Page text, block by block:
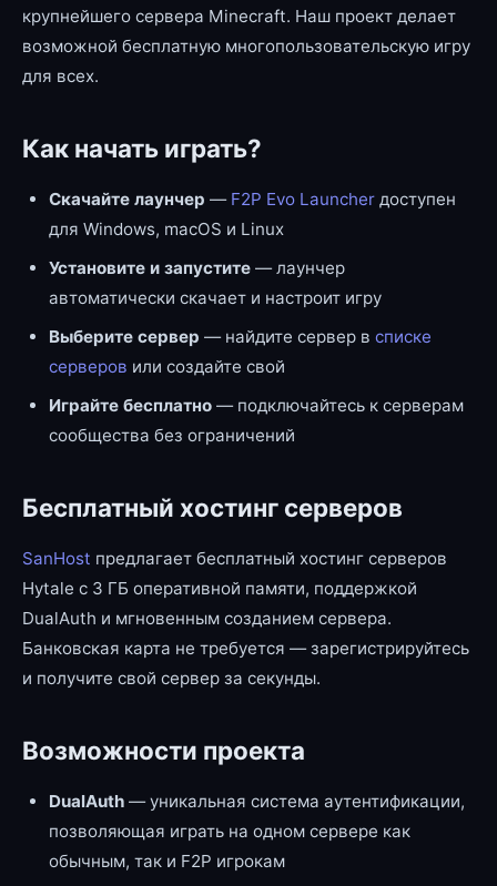
крупнейшего сервера Minecraft. Наш проект делает
возможной бесплатную многопользовательскую игру
для всех.
Как начать играть?
Скачайте лаунчер — F2P Evo Launcher доступен
для Windows, macOS и Linux
Установите и запустите — лаунчер
автоматически скачает и настроит игру
Выберите сервер — найдите сервер в списке
серверов или создайте свой
Играйте бесплатно — подключайтесь к серверам
сообщества без ограничений
Бесплатный хостинг серверов
SanHost предлагает бесплатный хостинг серверов
Hytale с 3 ГБ оперативной памяти, поддержкой
DualAuth и мгновенным созданием сервера.
Банковская карта не требуется — зарегистрируйтесь
и получите свой сервер за секунды.
Возможности проекта
DualAuth — уникальная система аутентификации,
позволяющая играть на одном сервере как
обычным, так и F2P игрокам